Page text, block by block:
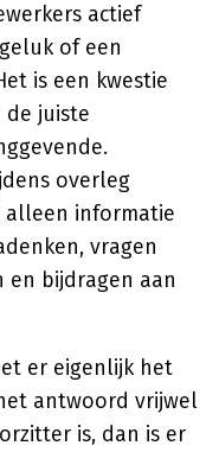
actief
of een
is een kwestie
juiste
overleg
informatie
vragen
bijdragen aan
er eigenlijk het
antwoord vrijwel
is, dan is er